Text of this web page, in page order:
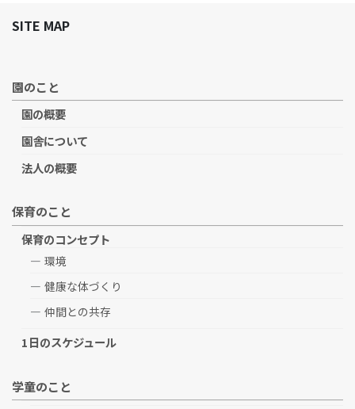
SITE MAP
園のこと
園の概要
園舎について
法人の概要
保育のこと
保育のコンセプト
環境
健康な体づくり
仲間との共存
1日のスケジュール
学童のこと